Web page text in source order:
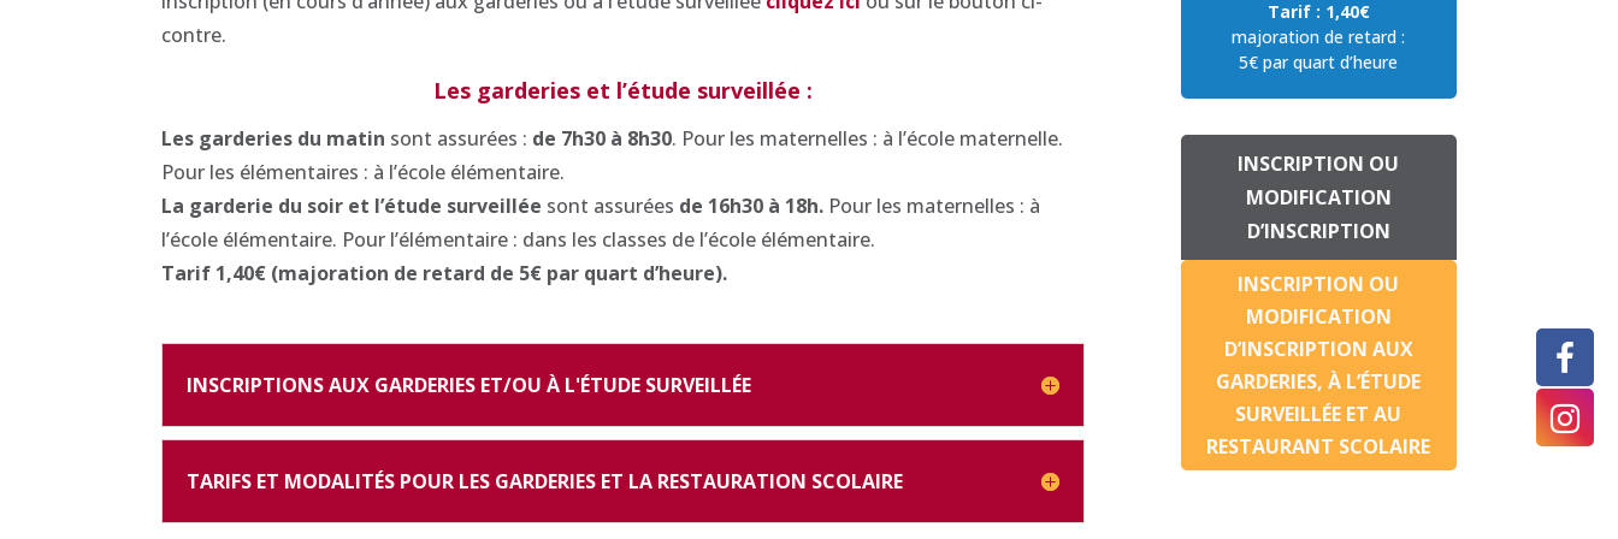
contre.
Les garderies et l’étude surveillée :
Les garderies du matin sont assurées : de 7h30 à 8h30. Pour les maternelles : à l’école maternelle.
Pour les élémentaires : à l’école élémentaire.
La garderie du soir et l’étude surveillée sont assurées de 16h30 à 18h. Pour les maternelles : à
l’école élémentaire. Pour l’élémentaire : dans les classes de l’école élémentaire.
Tarif 1,40€ (majoration de retard de 5€ par quart d’heure).
INSCRIPTIONS AUX GARDERIES ET/OU À L'ÉTUDE SURVEILLÉE
TARIFS ET MODALITÉS POUR LES GARDERIES ET LA RESTAURATION SCOLAIRE
Tarif : 1,40€
majoration de retard :
5€ par quart d’heure
INSCRIPTION OU
MODIFICATION
D’INSCRIPTION
INSCRIPTION OU
MODIFICATION
D’INSCRIPTION AUX
GARDERIES, À L’ÉTUDE
SURVEILLÉE ET AU
RESTAURANT SCOLAIRE